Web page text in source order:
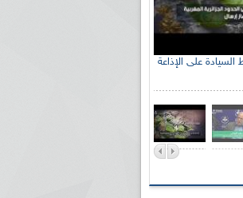
تحي الذكرى 59 لبسط السيادة على الإذاعة